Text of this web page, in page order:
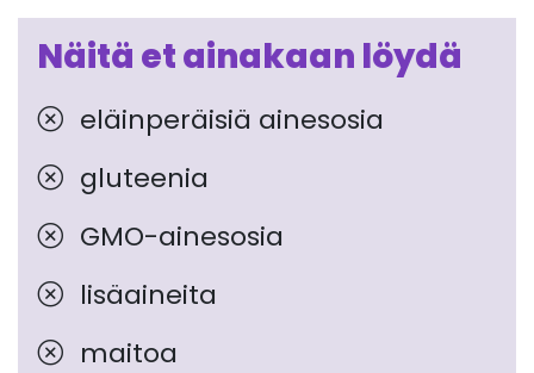
Näitä et ainakaan löydä
eläinperäisiä ainesosia
gluteenia
GMO-ainesosia
lisäaineita
maitoa